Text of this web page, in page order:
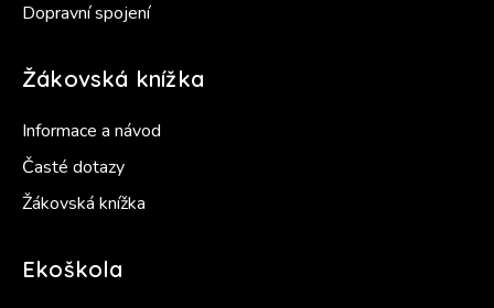
Dopravní spojení
Žákovská knížka
Informace a návod
Časté dotazy
Žákovská knížka
Ekoškola